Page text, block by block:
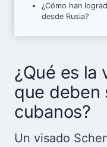
¿Cómo han
desde Rusia?
¿Qué es la
que deben
cubanos?
Un visado